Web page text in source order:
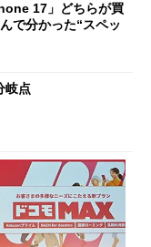
17」どちらが買
で分かった“スペッ
岐点